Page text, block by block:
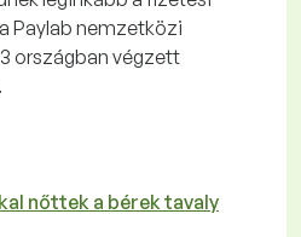
Paylab nemzetközi
országban végzett
nőttek a bérek tavaly